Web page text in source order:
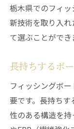
栃木県でのフィ
新技術を取り入
て選ぶことができ
長持ちするボ
フィッシングボ
要です。長持ち
性のある構造を